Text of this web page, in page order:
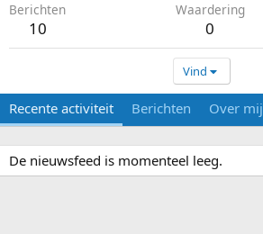
Berichten
10
Waardering
0
Vind
Recente activiteit Berichten Over mij
De nieuwsfeed is momenteel leeg.